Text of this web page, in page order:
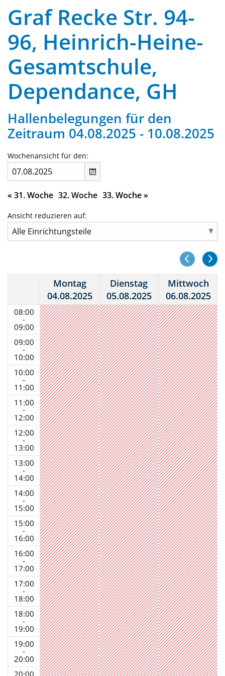
Graf Recke Str. 94-
96, Heinrich-Heine-
Gesamtschule,
Dependance, GH
Hallenbelegungen für den
Zeitraum 04.08.2025 - 10.08.2025
Wochenansicht für den:
« 31. Woche 32. Woche 33. Woche»
Ansicht reduzieren auf:
08:00
-
09:00
09:00
-
10:00
10:00
-
11:00
11:00
-
12:00
12:00
-
13:00
13:00
-
14:00
14:00
-
15:00
15:00
-
16:00
16:00
-
17:00
17:00
-
18:00
18:00
-
19:00
19:00
-
20:00
20:00
Montag
04.08.2025
Dienstag
05.08.2025
Mittwoch
06.08.2025